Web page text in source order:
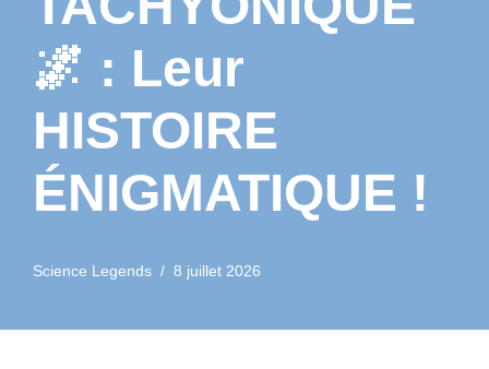
🌌 : Leur
HISTOIRE
ÉNIGMATIQUE !
Science Legends 8 juillet 2026